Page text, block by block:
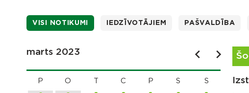
VISI NOTIKUMI IEDZĪVOTĀJIEM PAŠVALDĪBA
marts 2023
P O C P S S